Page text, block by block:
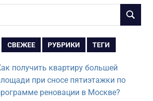
ПОИСК
СВЕЖЕЕ РУБРИКИ ТЕГИ
получить квартиру большей
при сносе пятиэтажки по
реновации в Москве?